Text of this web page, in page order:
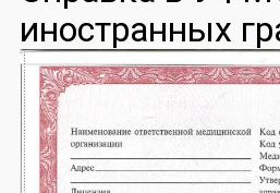
иностранных